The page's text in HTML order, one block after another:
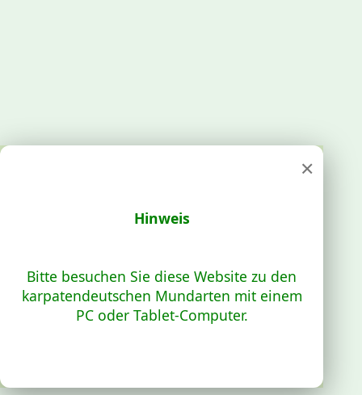
×
Hinweis
Bitte besuchen Sie diese Website zu den
karpatendeutschen Mundarten mit einem
PC oder Tablet-Computer.